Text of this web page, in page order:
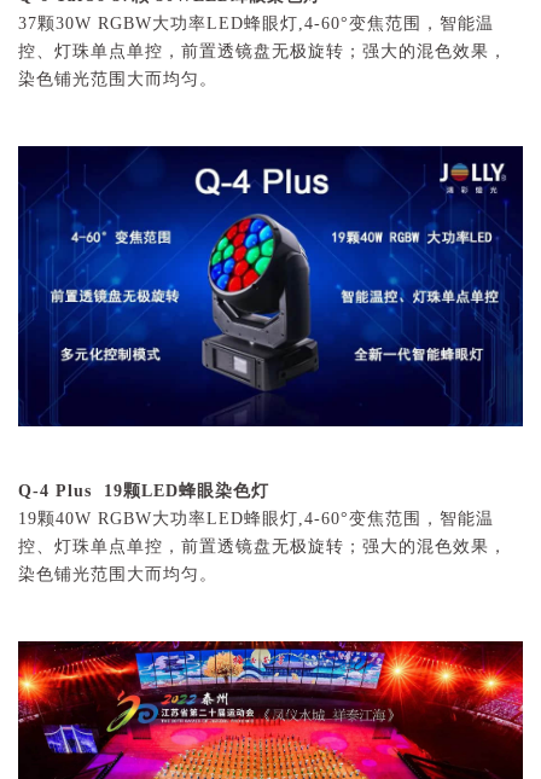
37颗30W RGBW大功率LED蜂眼灯,4-60°变焦范围，智能温
控、灯珠单点单控，前置透镜盘无极旋转；强大的混色效果，
染色铺光范围大而均匀。
Q-4 Plus 19颗LED蜂眼染色灯
19颗40W RGBW大功率LED蜂眼灯,4-60°变焦范围，智能温
控、灯珠单点单控，前置透镜盘无极旋转；强大的混色效果，
染色铺光范围大而均匀。